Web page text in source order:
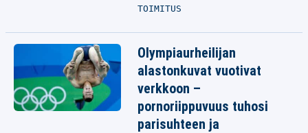
TOIMITUS
Olympiaurheilijan
alastonkuvat vuotivat
verkkoon –
pornoriippuvuus tuhosi
parisuhteen ja